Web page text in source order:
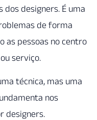
designers. É uma
de forma
as pessoas no centro
serviço.
técnica, mas uma
nos
designers.